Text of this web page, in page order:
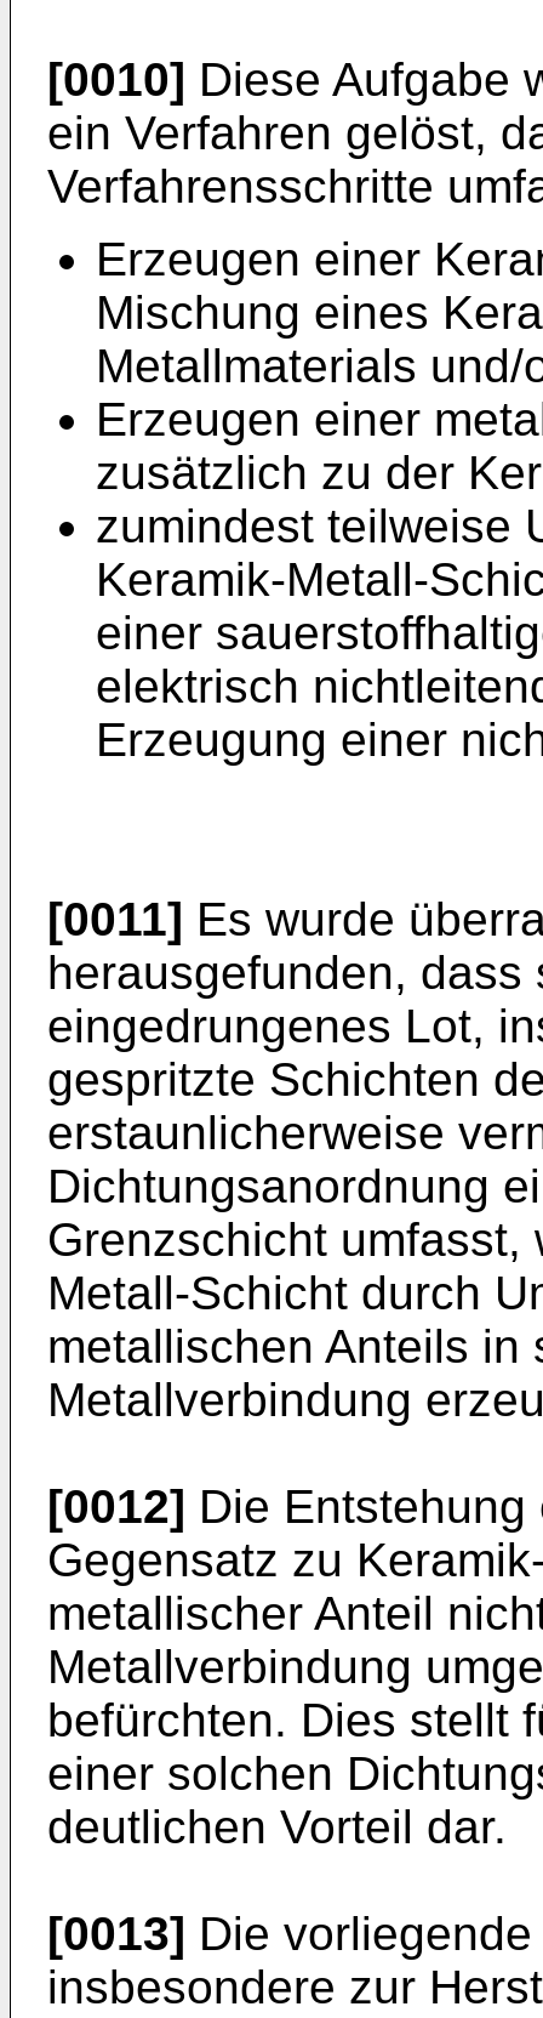
[0010] Diese Aufgabe
ein Verfahren gelöst,
Verfahrensschritte
Erzeugen einer
Mischung eines
Metallmaterials
Erzeugen einer
zusätzlich zu der
zumindest teilweise
Keramik-Metall-
einer
elektrisch
Erzeugung einer
[0011] Es wurde
herausgefunden,
eingedrungenes Lot,
gespritzte Schichten
erstaunlicherweise
Dichtungsanordnung
Grenzschicht
Metall-Schicht durch
metallischen Anteils
Metallverbindung
[0012] Die
Gegensatz zu
metallischer Anteil
Metallverbindung
befürchten. Dies stellt
einer solchen
deutlichen Vorteil dar.
[0013] Die
insbesondere zur